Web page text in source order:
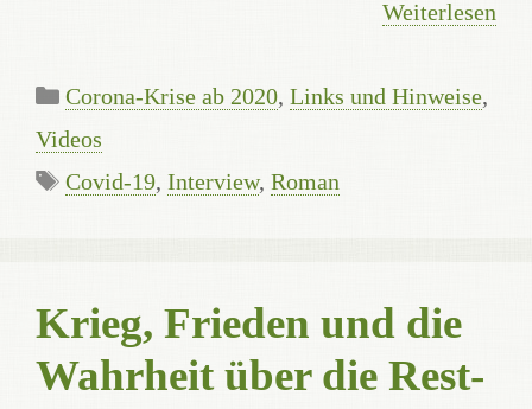
Weiterlesen
Kategorien
Corona-Krise ab 2020, Links und Hinweise,
Videos
Schlagwörter
Covid-19, Interview, Roman
Krieg, Frieden und die
Wahrheit über die Rest-